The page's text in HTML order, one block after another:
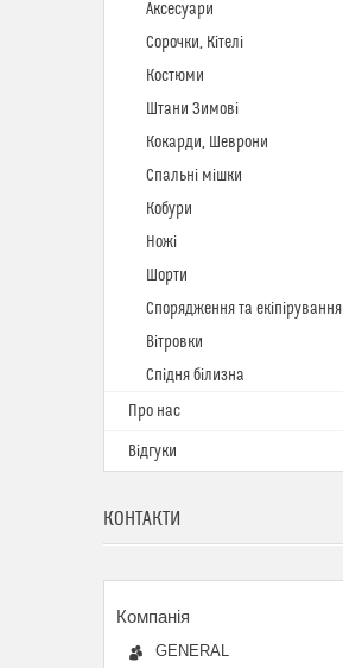
Аксесуари
Сорочки, Кітелі
Костюми
Штани Зимові
Кокарди, Шеврони
Спальні мішки
Кобури
Ножі
Шорти
Спорядження та екіпірування
Вітровки
Спідня білизна
Про нас
Відгуки
КОНТАКТИ
GENERAL